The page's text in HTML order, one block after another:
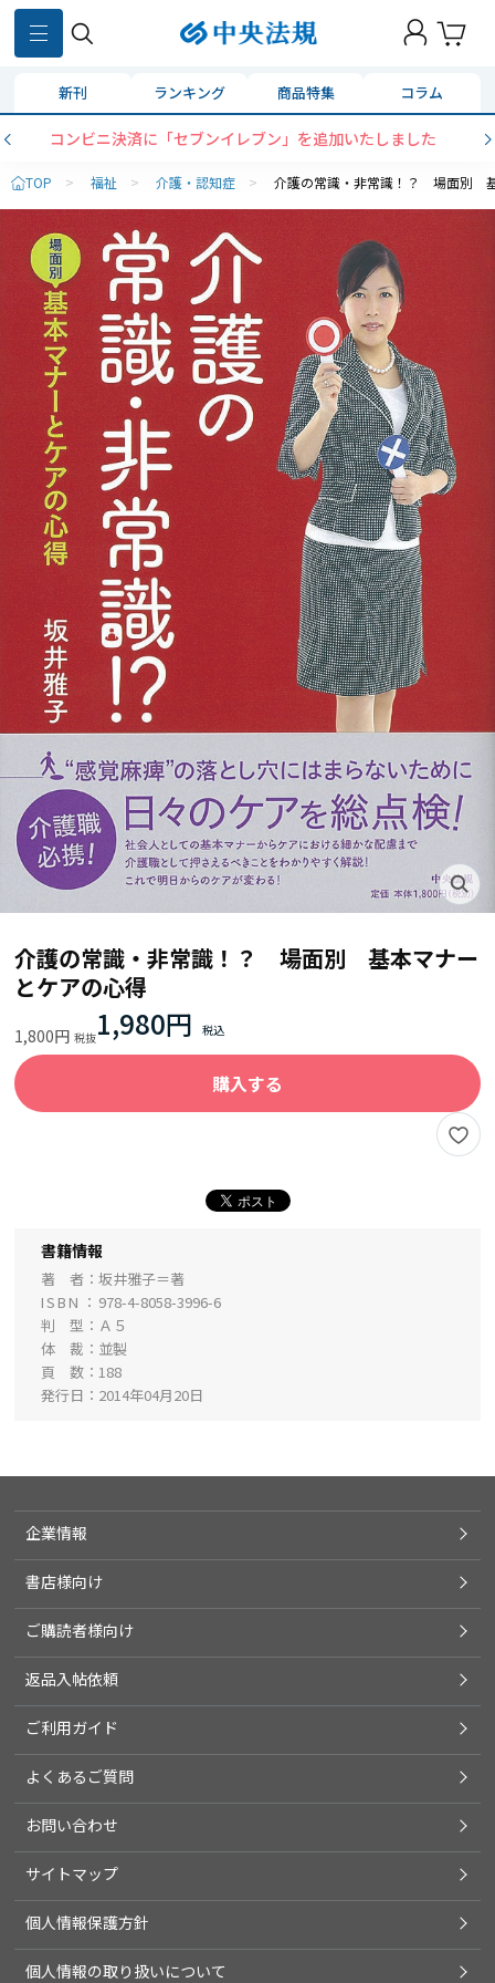
新刊 ランキング 商品特集 コラム
コンビニ決済に「セブンイレブン」を追加いたしました
TOP > 福祉 > 介護・認知症 > 介護の常識・非常識！？ 場面別
介護の常識・非常識！？ 場面別 基本マナー
とケアの心得
1,800円 1,980円
購入する
書籍情報
著 者
坂井雅子＝著
ISBN
978-4-8058-3996-6
判 型
Ａ５
体 裁
並製
頁 数
188
発行日
2014年04月20日
企業情報
書店様向け
ご購読者様向け
返品入帖依頼
ご利用ガイド
よくあるご質問
お問い合わせ
サイトマップ
個人情報保護方針
個人情報の取り扱いについて